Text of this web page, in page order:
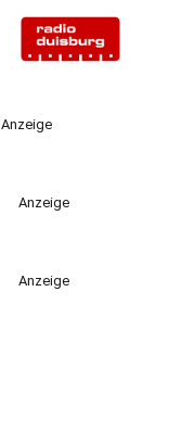
Anzeige
Anzeige
Anzeige